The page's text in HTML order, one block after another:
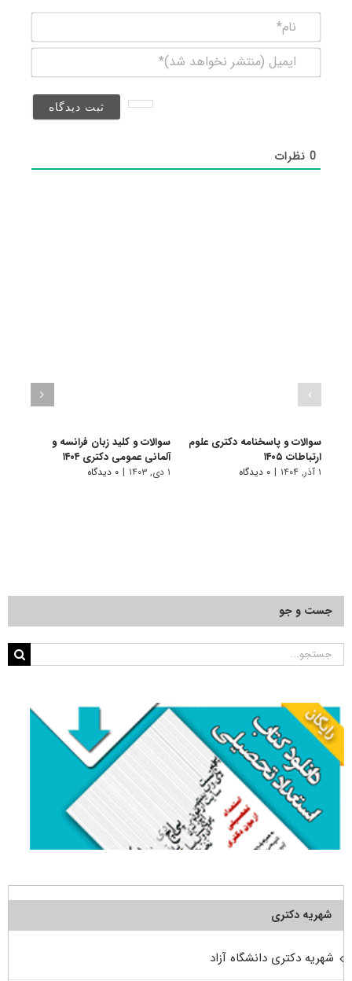
(منتشر
0نظرات
سوالات و پاسخنامه دکتری علوم
ارتباطات ۱۴۰۵
۱ آذر, ۱۴۰۴ | ۰ دیدگاه
سوالات و کلید زبان فرانسه و
آلمانی عمومی دکتری ۱۴۰۴
۱ دی, ۱۴۰۳ | ۰ دیدگاه
جست و جو
جستجو
شهریه دکتری
شهریه دکتری دانشگاه آزاد